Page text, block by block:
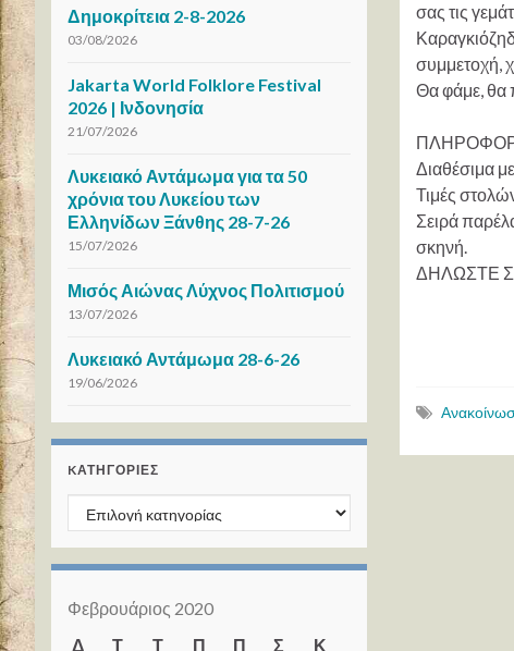
σας τις
συμμετοχή,
Θα φάμε, θα
Διαθέσιμα
Τιμές
Σειρά
σκηνή.
ΔΗΛΩΣΤΕ
Δημοκρίτεια 2-8-2026
03/08/2026
Jakarta World Folklore Festival
2026 | Ινδονησία
21/07/2026
Λυκειακό Αντάμωμα για τα 50
χρόνια του Λυκείου των
Ελληνίδων Ξάνθης 28-7-26
15/07/2026
Μισός Αιώνας Λύχνος Πολιτισμού
13/07/2026
Λυκειακό Αντάμωμα 28-6-26
19/06/2026
KΑΤΗΓΟΡΊΕΣ
Kατηγορίες
Φεβρουάριος 2020
Δ
Τ Τ Π Π Σ
Κ